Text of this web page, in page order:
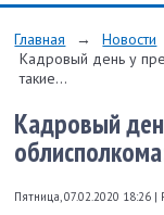
Главная → Новости
Кадровый день у
такие...
Кадровый
Пятница, 07.02.2020 18:26 |